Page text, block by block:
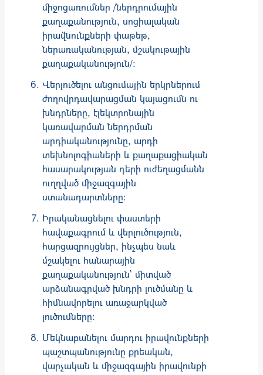
միջոցառումներ /ներդրումային
քաղաքանություն, սոցիալական
իրավնունքների փաթեթ,
ներառականության, մշակութային
քաղաքականություն/։
Վերլուծելու անցումային երկրներում
ժողովրդավարացման կայացումն ու
խնդրները, էլեկտրոնային
կառավարման ներդրման
արդիականությունը, արդի
տեխնոլոգիաների և քաղաքացիական
հասարակության դերի ուժեղացմանն
ուղղված միջազգային
ստանադարտները։
Իրականացնելու փաստերի
հավաքագրում և վերլուծություն,
հարցազրույցներ, ինչպես նաև
մշակելու հանարային
քաղաքականություն` միտված
արձանագրված խնդրի լուծմանը և
հիմնավորելու առաջարկված
լուծումները։
Մեկնաբանելու մարդու իրավունքների
պաշտպանությունը քրեական,
վարչական և միջազգային իրավունքի